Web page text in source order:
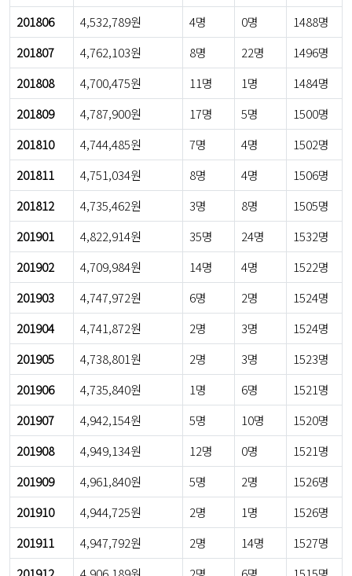
201806
4,532,789원 4명 0명
1488명
201807
4,762,103원 8명 22명
1496명
201808
4,700,475원 11명 1명
1484명
201809
4,787,900원 17명 5명
1500명
201810
4,744,485원 7명 4명
1502명
201811
4,751,034원 8명 4명
1506명
201812
4,735,462원 3명 8명
1505명
201901
4,822,914원 35명 24명
1532명
201902
4,709,984원 14명 4명
1522명
201903
4,747,972원 6명 2명
1524명
201904
4,741,872원 2명 3명
1524명
201905
4,738,801원 2명 3명
1523명
201906
4,735,840원 1명 6명
1521명
201907
4,942,154원 5명 10명
1520명
201908
4,949,134원 12명 0명
1521명
201909
4,961,840원 5명 2명
1526명
201910
4,944,725원 2명 1명
1526명
201911
4,947,792원 2명 14명
1527명